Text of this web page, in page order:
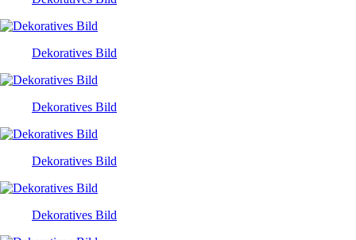
Dekoratives Bild
Dekoratives Bild
Dekoratives Bild
Dekoratives Bild